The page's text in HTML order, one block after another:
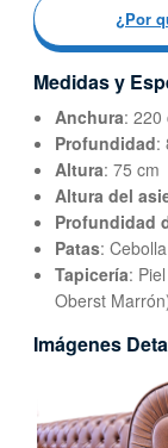
¿Por
Medidas y
Anchura: 220
Profundidad:
Altura: 75 cm
Altura del
Profundidad
Patas:
Tapicería:
Oberst
Imágenes